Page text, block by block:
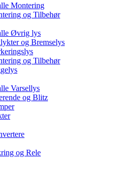
Montering
og Tilbehør
Øvrig lys
og Bremselys
og Tilbehør
Varsellys
og Blitz
og Rele